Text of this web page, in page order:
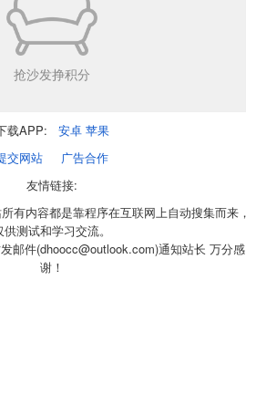
抢沙发挣积分
载APP: 安卓 苹果
交网站
广告合作
友情链接:
有内容都是靠程序在互联网上自动搜集而来，
供测试和学习交流。
邮件(dhoocc@outlook.com)通知站长 万分感
谢！